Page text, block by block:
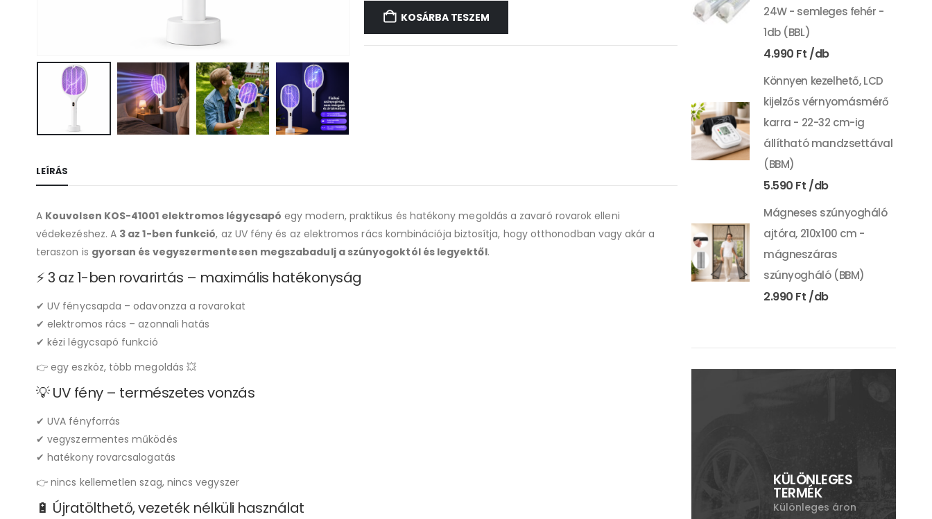
KOSÁRBA TESZEM
LEÍRÁS
A Kouvolsen KOS-41001 elektromos légycsapó egy modern, praktikus és hatékony megoldás a zavaró rovarok elleni
védekezéshez. A 3 az 1-ben funkció, az UV fény és az elektromos rács kombinációja biztosítja, hogy otthonodban vagy akár a
teraszon is gyorsan és vegyszermentesen megszabadulj a szúnyogoktól és legyektől.
⚡ 3 az 1-ben rovarirtás – maximális hatékonyság
✔ UV fénycsapda – odavonzza a rovarokat
✔ elektromos rács – azonnali hatás
✔ kézi légycsapó funkció
👉 egy eszköz, több megoldás 💥
💡 UV fény – természetes vonzás
✔ UVA fényforrás
✔ vegyszermentes működés
✔ hatékony rovarcsalogatás
👉 nincs kellemetlen szag, nincs vegyszer
🔋 Újratölthető, vezeték nélküli használat
24W - semleges fehér -
1db (BBL)
4.990 Ft
Könnyen kezelhető, LCD
kijelzős vérnyomásmérő
karra - 22-32 cm-ig
állítható mandzsettával
(BBM)
5.590 Ft
Mágneses szúnyogháló
ajtóra, 210x100 cm -
mágneszáras
szúnyogháló (BBM)
2.990 Ft
KÜLÖNLEGES
TERMÉK
Különleges áron